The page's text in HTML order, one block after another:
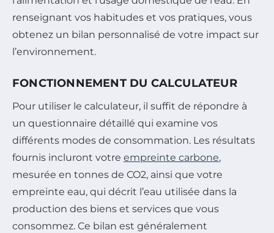
renseignant vos habitudes et vos pratiques, vous
obtenez un bilan personnalisé de votre impact sur
l’environnement.
FONCTIONNEMENT DU CALCULATEUR
Pour utiliser le calculateur, il suffit de répondre à
un questionnaire détaillé qui examine vos
différents modes de consommation. Les résultats
fournis incluront votre empreinte carbone,
mesurée en tonnes de CO2, ainsi que votre
empreinte eau, qui décrit l’eau utilisée dans la
production des biens et services que vous
consommez. Ce bilan est généralement